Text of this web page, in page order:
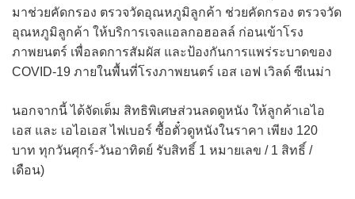
มาช่วยคัดกรอง ตรวจวัดอุณหภูมิลูกค้า ช่วยคัดกรอง ตรวจวัด
อุณหภูมิลูกค้า ให้บริการเจลแอลกอฮอลล์ ก่อนเข้าโรง
ภาพยนตร์ เพื่อลดการสัมผัส และป้องกันการแพร่ระบาดของ
COVID-19 ภายในพื้นที่โรงภาพยนตร์ เอส เอฟ เวิลด์ ซีเนม่า
นอกจากนี้ ได้จัดเต็ม สิทธิพิเศษส่วนลดดูหนัง ให้ลูกค้าเอไอ
เอส และ เอไอเอส ไฟเบอร์ ซื้อตั๋วดูหนังในราคา เพียง 120
บาท ทุกวันศุกร์-วันอาทิตย์ รับสิทธิ์ 1 หมายเลข / 1 สิทธิ์ /
เดือน)